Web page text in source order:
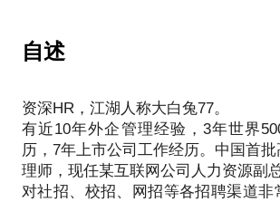
竟一小时的谈话只能解决一个小问题
提前发给我，方便我做更精确的准
从大舌头到资深HR、培训师、沟通达
从社交恐惧到专栏作家、畅销书作家；
我愿意与你分享的内容包括：
科学训练，60分钟见效；
附赠实用练习册，对付大多数尴尬场
从“心”开始，好好说话。
自述
资深HR，江湖人称大白兔77。
有近10年外企管理经验，3年世界
历，7年上市公司工作经历。中国首
理师，现任某互联网公司人力资源副总
对社招、校招、网招等各招聘渠道非